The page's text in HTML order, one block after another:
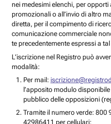
nei medesimi elenchi, per
promozionali o all’invio di altro
diretta, per il compimento di
comunicazione commerciale
te precedentemente espressi a
L’iscrizione nel Registro può
modalità:
Per mail:
l’apposito modulo
pubblico delle opposizioni
Tramite il numero verde: 800
42986411 per cellulari;